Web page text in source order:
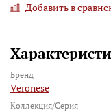
Добавить в
Бренд
Veronese
Коллекция/Серия